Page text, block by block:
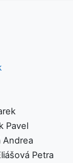
Pavel
Andrea
Petra